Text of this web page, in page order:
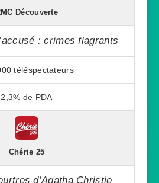
Découverte
: crimes flagrants
2,3%
Chérie 25
d’Agatha Christie